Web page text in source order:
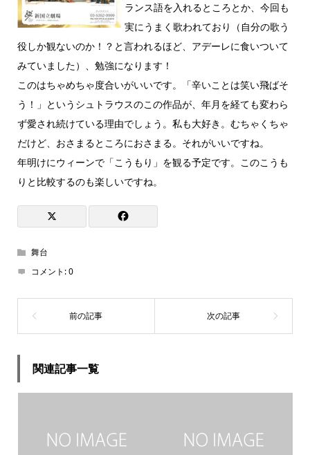
ランス語を入れるところとか、今回も
実にうまく歌われており（自分の歌う
役しか観ないのか！？と言われるほど、アデーレに食いついて
みていました）、勉強になります！
このはちゃめちゃ度合いがいいです。「辛いことは笑い飛ばそ
う！」というシュトラウスのこの作品が、年月を経ても変わら
ず愛され続けている理由でしょう。私も大好き。むちゃくちゃ
だけど、おさまるところにおさまる。それがいいですね。
年明けにウィーンで「こうもり」を観る予定です。このこうも
りと比較するのも楽しいですね。
舞台
コメント:0
関連記事一覧